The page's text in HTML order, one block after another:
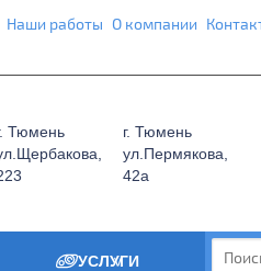
Наши работы О компании
Тюмень
г. Тюмень
ул.Пермякова,
42а
УСЛУГИ
>